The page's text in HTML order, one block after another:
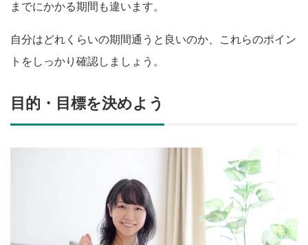
までにかかる期間も違います。
自分はどれくらいの期間通うと良いのか、これらのポイン
トをしっかり確認しましょう。
目的・目標を決めよう